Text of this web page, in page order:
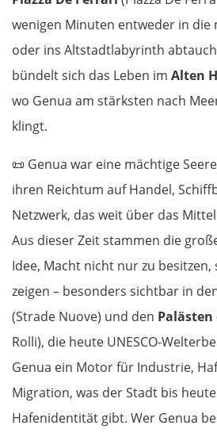
wenigen Minuten entweder in
oder ins Altstadtlabyrinth
bündelt sich das Leben im Alten
wo Genua am stärksten nach
klingt.
📜 Genua war eine mächtige
ihren Reichtum auf Handel,
Netzwerk, das weit über das
Aus dieser Zeit stammen die
Idee, Macht nicht nur zu besitzen,
zeigen – besonders sichtbar in
(Strade Nuove) und den Palästen
Rolli), die heute UNESCO-
Genua ein Motor für Industrie,
Migration, was der Stadt bis
Hafenidentität gibt. Wer Genua